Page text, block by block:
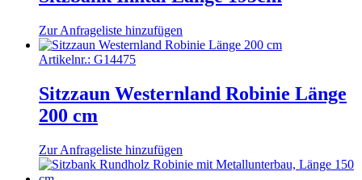
Zur Anfrageliste hinzufügen
Artikelnr.: G14475
Sitzzaun Westernland Robinie Länge
200 cm
Zur Anfrageliste hinzufügen